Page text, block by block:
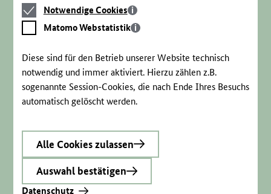
Notwendige
Cookies
Notwendige Cookies
Matomo
Webstatistik
Matomo Webstatistik
Diese sind für den Betrieb unserer Website technisch
notwendig und immer aktiviert. Hierzu zählen z.B.
sogenannte Session-Cookies, die nach Ende Ihres Besuchs
automatisch gelöscht werden.
Alle Cookies zulassen
Auswahl bestätigen
Datenschutz